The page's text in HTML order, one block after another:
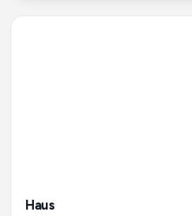
Haus